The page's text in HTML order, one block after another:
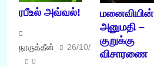
ரபீஉல் அவ்வல்!
நூருத்தீன் 26/10/2020
0
மனைவியின்
அனுமதி –
குறுக்கு
விசாரணை